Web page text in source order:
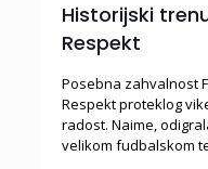
Historijski
Respekt
Posebna zahvalnost
Respekt proteklog
radost. Naime,
velikom fudbalskom